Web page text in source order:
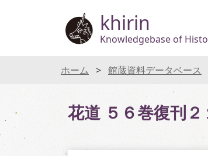
khirin
Knowledgebase of
ホーム 館蔵資料データベース
花道 ５６巻復刊２